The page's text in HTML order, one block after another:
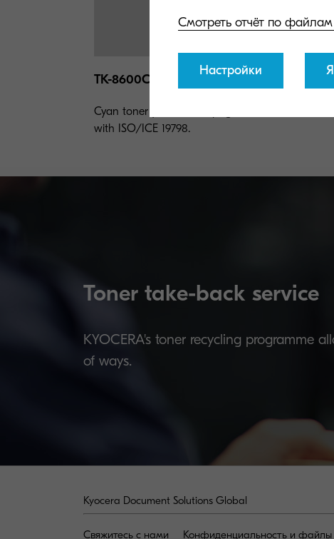
TK-8600C
Cyan toner yield 20,000 pages in accordance
with ISO/ICE 19798.
Toner take-back service
KYOCERA's toner recycling programme
of ways.
Kyocera Document Solutions Global
Свяжитесь с нами Конфиденциальность и файлы
Смотреть отчёт по файлам
Настройки